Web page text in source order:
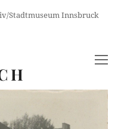
Stadtmuseum Innsbruck